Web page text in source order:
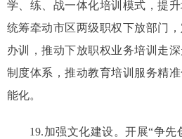
学、练、战一体化培训模式，提升
统筹牵动市区两级职权下放部门
办训，推动下放职权业务培训走
制度体系，推动教育培训服务精
能化。
19.加强文化建设。开展“争先